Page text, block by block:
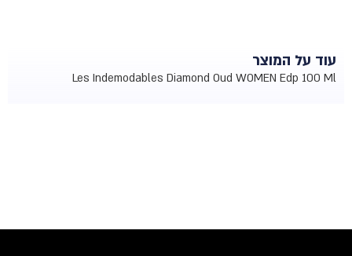
עוד על המוצר
Les Indemodables Diamond Oud WOMEN Edp 100 Ml